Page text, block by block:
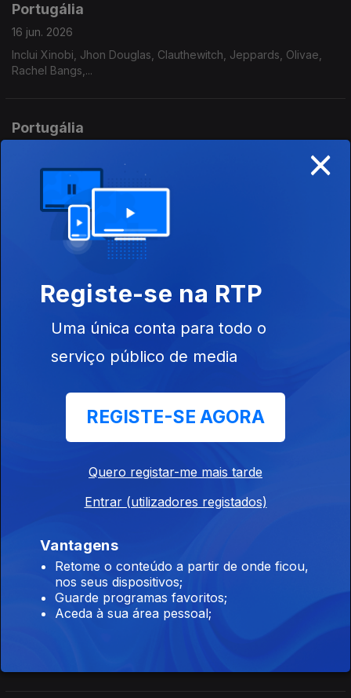
Portugália
16 jun. 2026
Inclui Xinobi, Jhon Douglas, Clauthewitch, Jeppards, Olivae,
Rachel Bangs,...
Portugália
Inclui Loto, Magudesi, Devlloz, Banda do Casaco, So Dead,
Ocenpsiea,...
Portugália
Inclui Loto, Xinobi, Sónia Trópicos, Criatura-Dança, Zen,
Portugália
Inclui Moonspell, Castilho, Devlloz, Glass Glass, Bruno Berle,
Calmness, Youth Yard, Otoma Kobito,...
Classics". Uma gravação obscura efectuada em 2001 que
chegou ao formato fisico 25 anos depois.
Portugália
×
Registe-se na RTP
Uma única conta para todo o
serviço público de media
REGISTE-SE AGORA
Quero registar-me mais tarde
Entrar (utilizadores registados)
Vantagens
Retome o conteúdo a partir de onde ficou,
nos seus dispositivos;
Guarde programas favoritos;
Aceda à sua área pessoal;